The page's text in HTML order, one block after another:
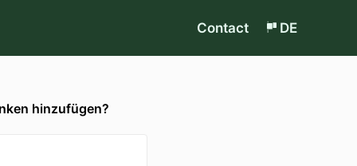
Contact DE
hinzufügen?